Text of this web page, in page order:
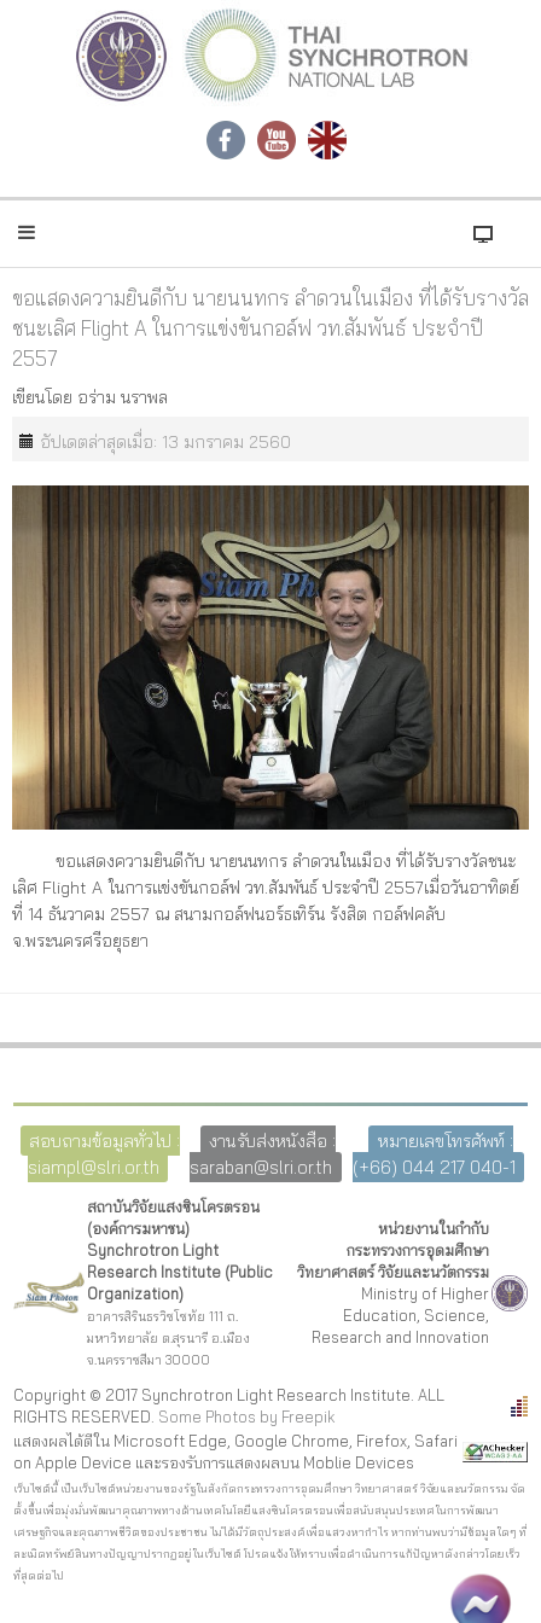
ขอแสดงความยินดีกับ นายนนทกร ลำดวนในเมือง ที่ได้รับรางวัล
ชนะเลิศ Flight A ในการแข่งขันกอล์ฟ วท.สัมพันธ์ ประจำปี
2557
เขียนโดย อร่าม นราพล
อัปเดตล่าสุดเมื่อ: 13 มกราคม 2560
ขอแสดงความยินดีกับ นายนนทกร ลำดวนในเมือง ที่ได้รับรางวัลชนะ
เลิศ Flight A ในการแข่งขันกอล์ฟ วท.สัมพันธ์ ประจำปี 2557เมื่อวันอาทิตย์
ที่ 14 ธันวาคม 2557 ณ สนามกอล์ฟนอร์ธเทิร์น รังสิต กอล์ฟคลับ
จ.พระนครศรีอยุธยา
สอบถามข้อมูลทั่วไป :
siampl@slri.or.th
งานรับส่งหนังสือ :
saraban@slri.or.th
หมายเลขโทรศัพท์ :
(+66) 044 217 040-1
สถาบันวิจัยแสงซินโครตรอน
(องค์การมหาชน)
Synchrotron Light
Research Institute (Public
Organization)
อาคารสิรินธรวิชโชทัย 111 ถ.
มหาวิทยาลัย ต.สุรนารี อ.เมือง
จ.นครราชสีมา 30000
หน่วยงานในกำกับ
กระทรวงการอุดมศึกษา
วิทยาศาสตร์ วิจัยและนวัตกรรม
Ministry of Higher
Education, Science,
Research and Innovation
Copyright © 2017 Synchrotron Light Research Institute. ALL
RIGHTS RESERVED. Some Photos by Freepik
แสดงผลได้ดีใน Microsoft Edge, Google Chrome, Firefox, Safari
on Apple Device และรองรับการแสดงผลบน Moblie Devices
เว็บไซต์นี้ เป็นเว็บไซต์หน่วยงานของรัฐในสังกัดกระทรวงการอุดมศึกษา วิทยาศาสตร์ วิจัยและนวัตกรรม จัด
ตั้งขึ้นเพื่อมุ่งมั่นพัฒนาคุณภาพทางด้านเทคโนโลยีแสงซินโครตรอนเพื่อสนับสนุนประเทศในการพัฒนา
เศรษฐกิจและคุณภาพชีวิตของประชาชน ไม่ได้มีวัตถุประสงค์เพื่อแสวงหากำไร หากท่านพบว่ามีข้อมูลใดๆ ที่
ละเมิดทรัพย์สินทางปัญญาปรากฏอยู่ในเว็บไซต์ โปรดแจ้งให้ทราบเพื่อดำเนินการแก้ปัญหาดังกล่าวโดยเร็ว
ที่สุดต่อไป